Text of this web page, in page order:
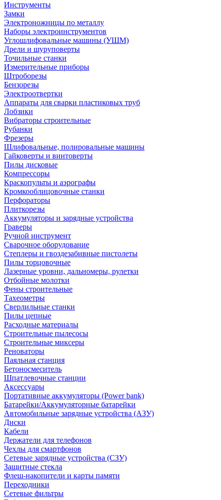
Инструменты
Замки
Электроножницы по металлу
Наборы электроинструментов
Углошлифовальные машины (УШМ)
Дрели и шуруповерты
Точильные станки
Измерительные приборы
Штроборезы
Бензорезы
Электроотвертки
Аппараты для сварки пластиковых труб
Лобзики
Вибраторы строительные
Рубанки
Фрезеры
Шлифовальные, полировальные машины
Гайковерты и винтоверты
Пилы дисковые
Компрессоры
Краскопульты и аэрографы
Кромкооблицовочные станки
Перфораторы
Плиткорезы
Аккумуляторы и зарядные устройства
Граверы
Ручной инструмент
Сварочное оборудование
Степлеры и гвоздезабивные пистолеты
Пилы торцовочные
Лазерные уровни, дальномеры, рулетки
Отбойные молотки
Фены строительные
Тахеометры
Сверлильные станки
Пилы цепные
Расходные материалы
Строительные пылесосы
Строительные миксеры
Реноваторы
Паяльная станция
Бетоносмеситель
Шпатлевочные станции
Аксессуары
Портативные аккумуляторы (Power bank)
Батарейки/Аккумуляторные батарейки
Автомобильные зарядные устройства (АЗУ)
Диски
Кабели
Держатели для телефонов
Чехлы для смартфонов
Сетевые зарядные устройства (СЗУ)
Защитные стекла
Флеш-накопители и карты памяти
Переходники
Сетевые фильтры